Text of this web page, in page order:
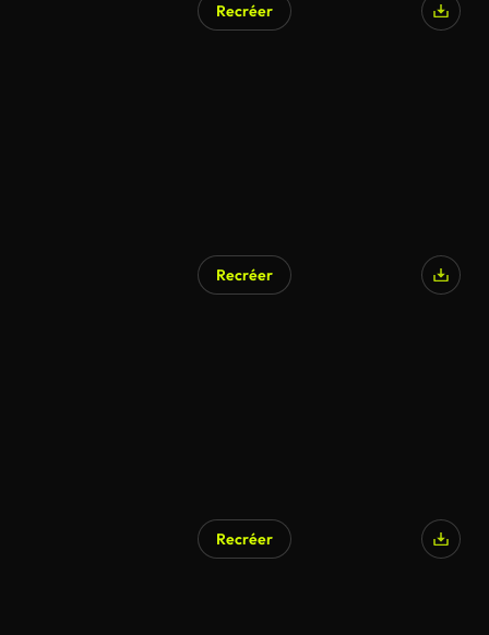
Recréer
Recréer
Recréer